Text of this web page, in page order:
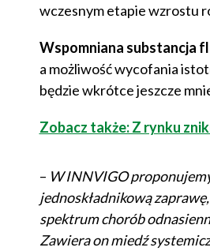
wczesnym etapie wzrostu
Wspomniana substancja
a możliwość wycofania
będzie wkrótce jeszcze
Zobacz także: Z rynku
– W INNVIGO
jednoskładnikową
spektrum chorób
Zawiera on miedź